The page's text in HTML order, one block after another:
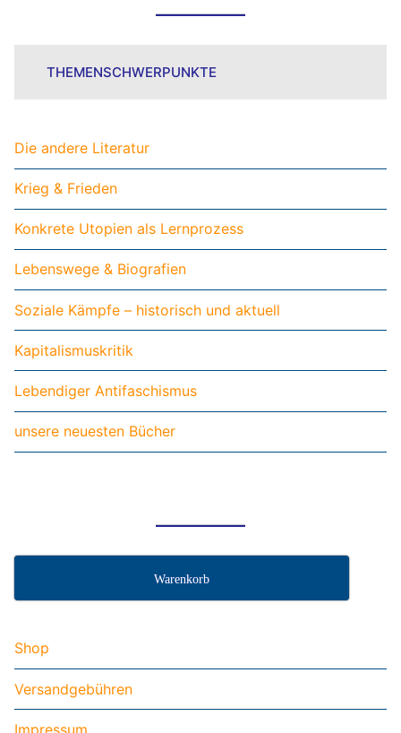
THEMENSCHWERPUNKTE
Die andere Literatur
Krieg & Frieden
Konkrete Utopien als Lernprozess
Lebenswege & Biografien
Soziale Kämpfe – historisch und aktuell
Kapitalismuskritik
Lebendiger Antifaschismus
unsere neuesten Bücher
Warenkorb
Shop
Versandgebühren
Impressum